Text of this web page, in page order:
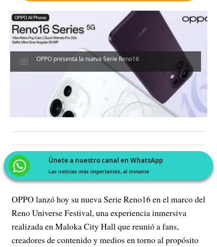
OPPO presenta la nueva Serie Reno16
Únete a nuestro canal en WhatsApp
Las noticias más importantes, al instante
OPPO lanzó hoy su nueva Serie Reno16 en el marco del
Reno Universe Festival, una experiencia inmersiva
realizada en Maloka City Hall que reunió a fans,
creadores de contenido y medios en torno al propósito